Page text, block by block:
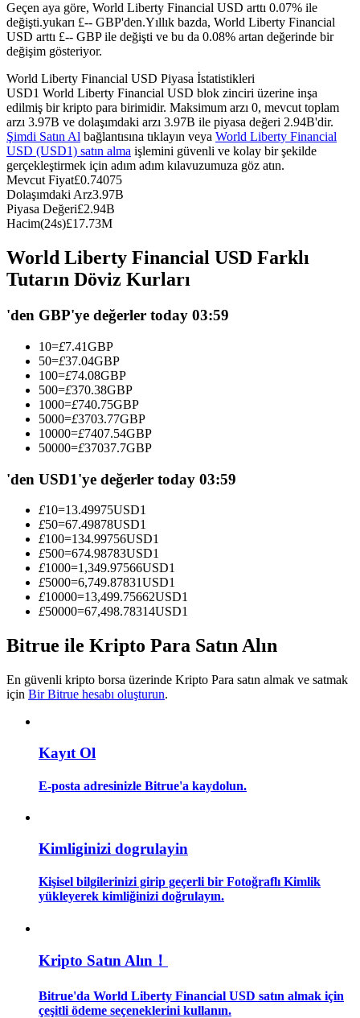
USDC Vadeli İşlemleri
USDC'yi teminat olarak kullanan vadeli işlemler
Kopya Ticaret
En iyi traderlarla güçlerinizi birleştirin
Kopya Tüccarı Olun
Kâr paylaşımı ve kopya ticaret komisyonlarının tadını çıkarın
Bilgi
Ticaret bilgileri vb. dahil olmak üzere büyük veri analizi.
Ticaret stratejileri
Nasıl kârlı kalabileceğinizi öğrenin
Geçen aya göre, World Liberty Financial USD arttı 0.07% ile
değişti.yukarı £-- GBP'den.Yıllık bazda, World Liberty Financial
USD arttı £-- GBP ile değişti ve bu da 0.08% artan değerinde bir
değişim gösteriyor.
World Liberty Financial USD Piyasa İstatistikleri
USD1 World Liberty Financial USD blok zinciri üzerine inşa
edilmiş bir kripto para birimidir. Maksimum arzı 0, mevcut toplam
arzı 3.97B ve dolaşımdaki arzı 3.97B ile piyasa değeri 2.94B'dir.
Şimdi Satın Al bağlantısına tıklayın veya World Liberty Financial
USD (USD1) satın alma işlemini güvenli ve kolay bir şekilde
gerçekleştirmek için adım adım kılavuzumuza göz atın.
Mevcut Fiyat£0.74075
Dolaşımdaki Arz3.97B
Piyasa Değeri£2.94B
Hacim(24s)£17.73M
World Liberty Financial USD Farklı
Tutarın Döviz Kurları
'den GBP'ye değerler today 03:59
10=£7.41GBP
50=£37.04GBP
100=£74.08GBP
500=£370.38GBP
1000=£740.75GBP
5000=£3703.77GBP
10000=£7407.54GBP
50000=£37037.7GBP
'den USD1'ye değerler today 03:59
£10=13.49975USD1
£50=67.49878USD1
£100=134.99756USD1
£500=674.98783USD1
£1000=1,349.97566USD1
£5000=6,749.87831USD1
£10000=13,499.75662USD1
£50000=67,498.78314USD1
Bitrue ile Kripto Para Satın Alın
En güvenli kripto borsa üzerinde Kripto Para satın almak ve satmak
için Bir Bitrue hesabı oluşturun.
Kayıt Ol
E-posta adresinizle Bitrue'a kaydolun.
Kimliginizi dogrulayin
Kişisel bilgilerinizi girip geçerli bir Fotoğraflı Kimlik
yükleyerek kimliğinizi doğrulayın.
Kripto Satın Alın！
Bitrue'da World Liberty Financial USD satın almak için
çeşitli ödeme seçeneklerini kullanın.